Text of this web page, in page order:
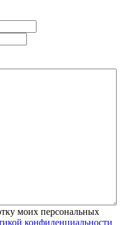
моих персональных
конфиденциальности